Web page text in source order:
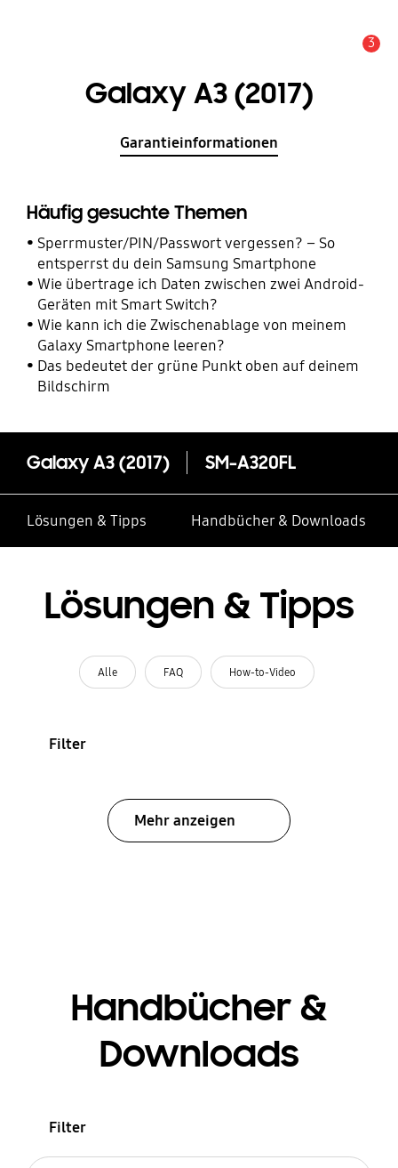
3
Galaxy A3 (2017)
Garantieinformationen
Häufig gesuchte Themen
Sperrmuster/PIN/Passwort vergessen? – So
entsperrst du dein Samsung Smartphone
Wie übertrage ich Daten zwischen zwei Android-
Geräten mit Smart Switch?
Wie kann ich die Zwischenablage von meinem
Galaxy Smartphone leeren?
Das bedeutet der grüne Punkt oben auf deinem
Bildschirm
Galaxy A3 (2017) SM-A320FL
Lösungen & Tipps Handbücher & Downloads
Lösungen & Tipps
Alle FAQ How-to-Video
Filter
Mehr anzeigen
Handbücher &
Downloads
Filter